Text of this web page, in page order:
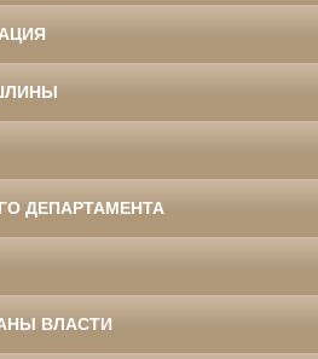
ДЕПАРТАМЕНТА
ВЛАСТИ